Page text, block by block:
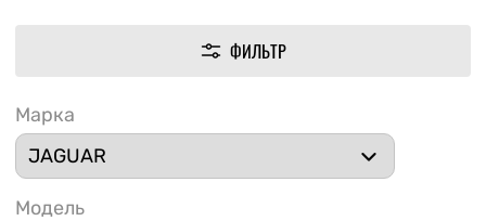
ФИЛЬТР
Марка
Модель